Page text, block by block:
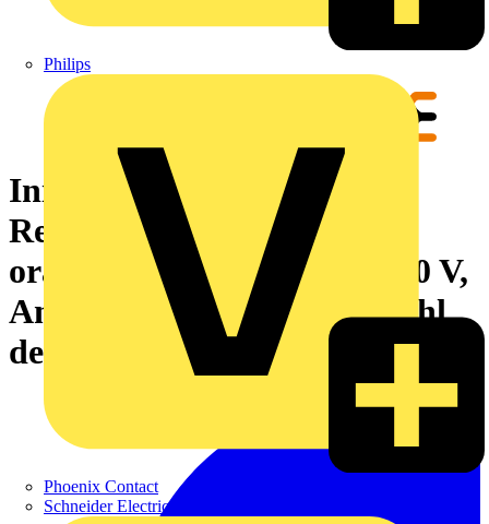
Philips
Phoenix Contact
Schneider Electric
Initiator-, Aktor-
Reihenklemme, PUSH IN,
orange, 1.5 mm², 13.5 A, 250 V,
Anzahl Anschlüsse: 4, Anzahl
der Etagen: 1, TS 35